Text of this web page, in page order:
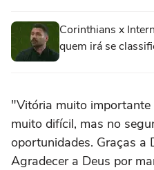
Corinthians x
quem irá se
"Vitória muito importante
muito difícil, mas no
oportunidades. Graças a
Agradecer a Deus por